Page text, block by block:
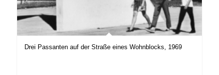
Drei Passanten auf der Straße eines Wohnblocks, 1969